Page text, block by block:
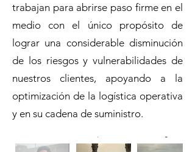
trabajan para abrirse paso firme en el
medio con el único propósito de
lograr una considerable disminución
de los riesgos y vulnerabilidades de
nuestros clientes, apoyando a la
optimización de la logística operativa
y en su cadena de suministro.